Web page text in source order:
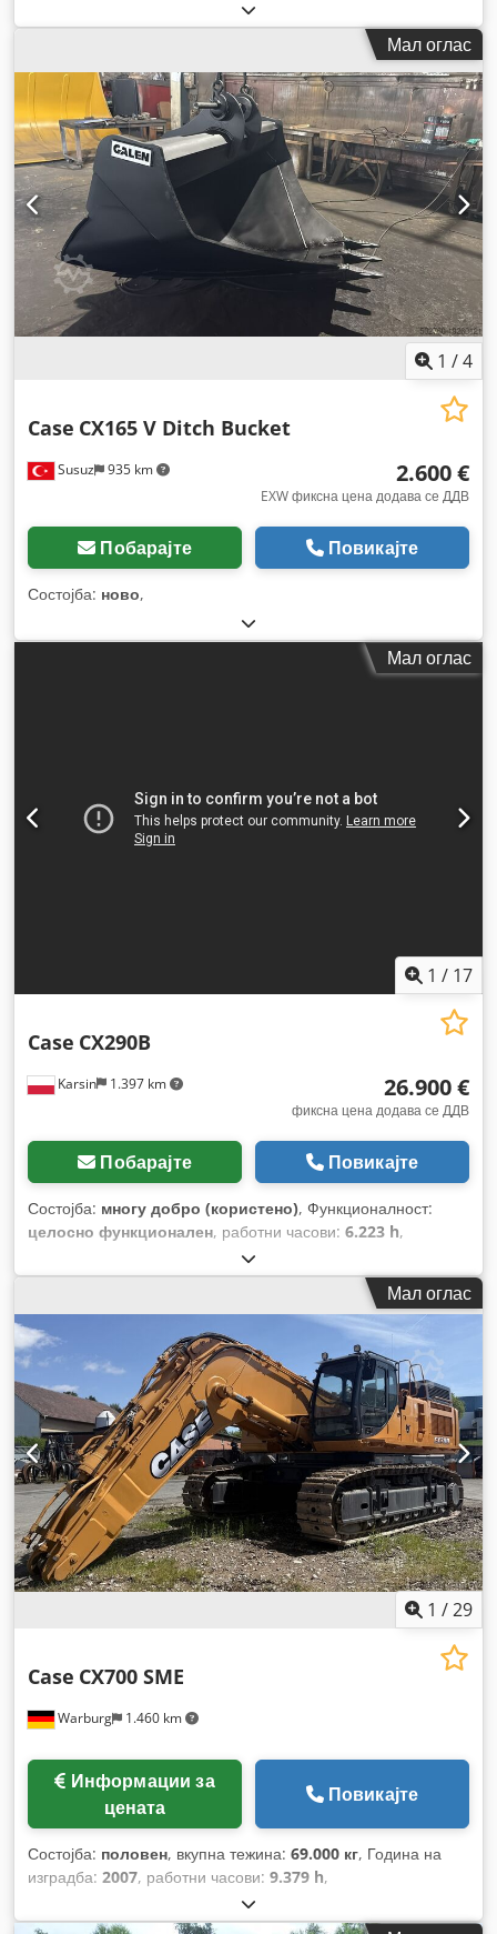
Мал оглас
1 /4
Susuz 935 km
Case CX165 V Ditch Bucket
2.600 €
EXW фиксна цена додава се ДДВ
Побарајте Повикајте
Состојба: ново,
Мал оглас
1 / 17
Karsin 1.397 km
Case CX290B
26.900 €
фиксна цена додава се ДДВ
Побарајте Повикајте
Состојба: многу добро (користено), Функционалност:
целосно функционален, работни часови: 6.223 h,
Мал оглас
1 /29
Warburg 1.460 km
Case CX700 SME
цената
Повикајте
Состојба: половен, вкупна тежина: 69.000 кг, Година на
изградба: 2007, работни часови: 9.379 h,